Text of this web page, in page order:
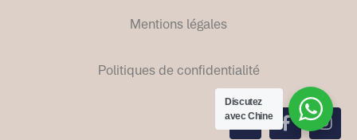
Mentions légales
Politiques de confidentialité​
Discutez
avec Chine